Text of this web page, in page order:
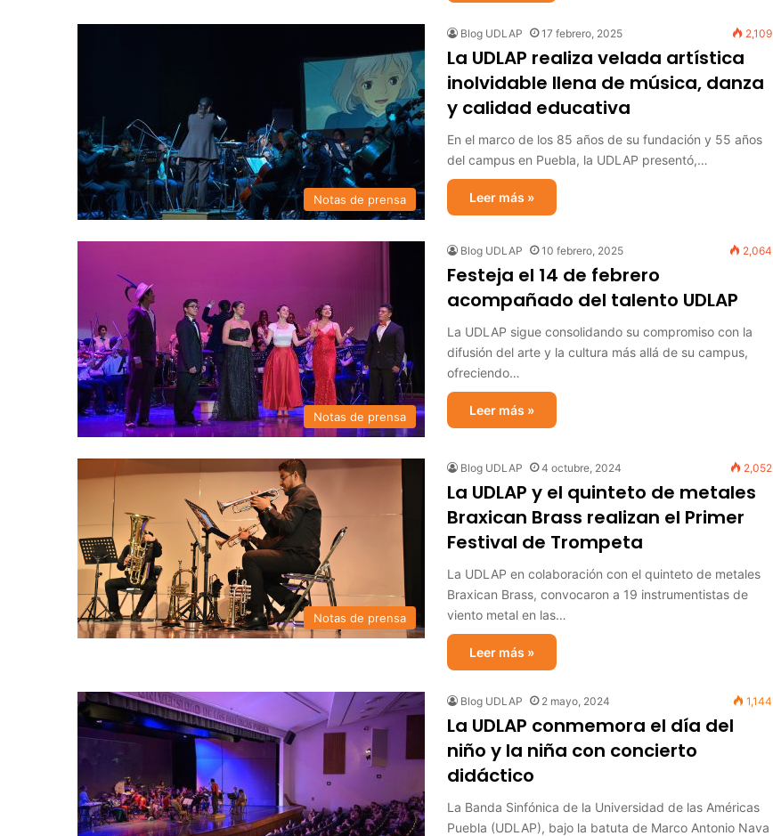
Notas de prensa
Blog UDLAP 17 febrero, 2025 2,109
La UDLAP realiza velada artística
inolvidable llena de música, danza
y calidad educativa
En el marco de los 85 años de su fundación y 55 años
del campus en Puebla, la UDLAP presentó,…
Leer más »
Notas de prensa
Blog UDLAP 10 febrero, 2025 2,064
Festeja el 14 de febrero
acompañado del talento UDLAP
La UDLAP sigue consolidando su compromiso con la
difusión del arte y la cultura más allá de su campus,
ofreciendo…
Leer más »
Notas de prensa
Blog UDLAP 4 octubre, 2024 2,052
La UDLAP y el quinteto de metales
Braxican Brass realizan el Primer
Festival de Trompeta
La UDLAP en colaboración con el quinteto de metales
Braxican Brass, convocaron a 19 instrumentistas de
viento metal en las…
Leer más »
Blog UDLAP 2 mayo, 2024 1,144
La UDLAP conmemora el día del
niño y la niña con concierto
didáctico
La Banda Sinfónica de la Universidad de las Américas
Puebla (UDLAP), bajo la batuta de Marco Antonio Nava